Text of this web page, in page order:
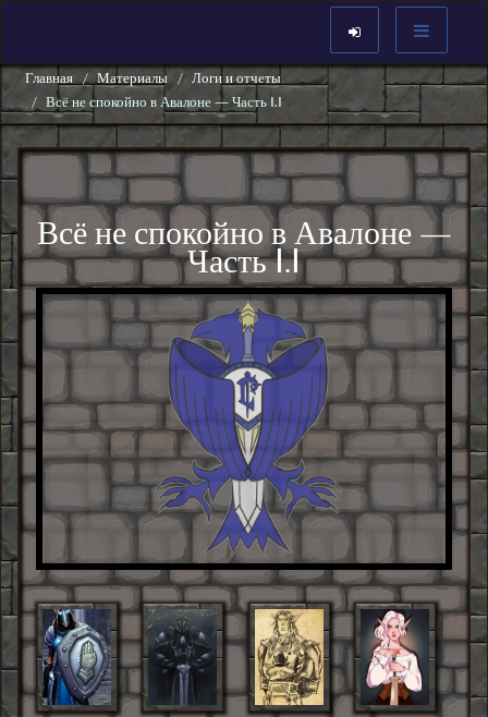
Главная Материалы
Логи и отчеты
Всё не спокойно в Авалоне — Часть Ⅰ.Ⅰ
Всё не спокойно в Авалоне —
Часть Ⅰ.Ⅰ